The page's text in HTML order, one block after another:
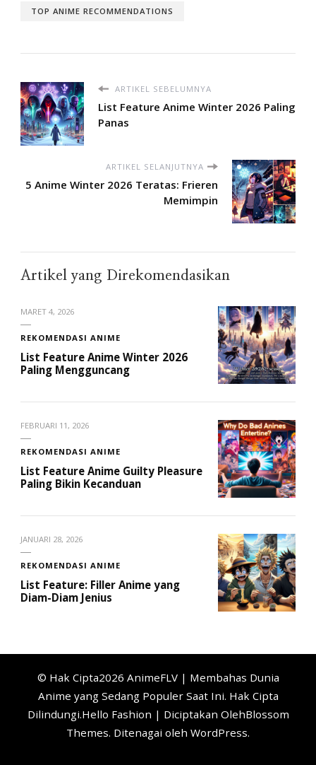
TOP ANIME RECOMMENDATIONS
ARTIKEL SEBELUMNYA
List Feature Anime Winter 2026 Paling
Panas
ARTIKEL SELANJUTNYA
5 Anime Winter 2026 Teratas: Frieren
Memimpin
Artikel yang Direkomendasikan
MARET 4, 2026
REKOMENDASI ANIME
List Feature Anime Winter 2026
Paling Mengguncang
FEBRUARI 11, 2026
REKOMENDASI ANIME
List Feature Anime Guilty Pleasure
Paling Bikin Kecanduan
JANUARI 28, 2026
REKOMENDASI ANIME
List Feature: Filler Anime yang
Diam-Diam Jenius
© Hak Cipta2026 AnimeFLV | Membahas Dunia
Anime yang Sedang Populer Saat Ini. Hak Cipta
Dilindungi.Hello Fashion | Diciptakan OlehBlossom
Themes. Ditenagai oleh WordPress.